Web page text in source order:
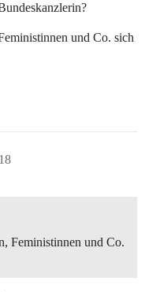
und Co. sich
Feministinnen und Co.